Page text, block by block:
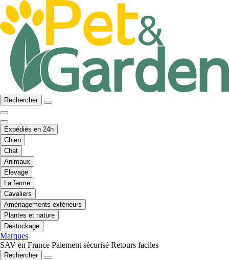
Rechercher
Expédiés en 24h
Chien
Chat
Animaux
Elevage
La ferme
Cavaliers
Aménagements extérieurs
Plantes et nature
Destockage
Marques
SAV en France Paiement sécurisé Retours faciles
Rechercher